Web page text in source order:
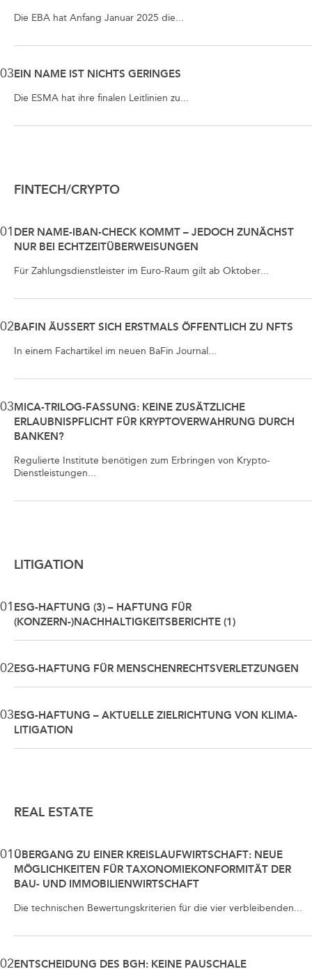
Die EBA hat Anfang Januar 2025 die...
03EIN NAME IST NICHTS GERINGES
Die ESMA hat ihre finalen Leitlinien zu...
FINTECH/CRYPTO
01 DER NAME-IBAN-CHECK KOMMT – JEDOCH ZUNÄCHST
NUR BEI ECHTZEITÜBERWEISUNGEN
Für Zahlungsdienstleister im Euro-Raum gilt ab Oktober...
02BAFIN ÄUSSERT SICH ERSTMALS ÖFFENTLICH ZU NFTS
In einem Fachartikel im neuen BaFin Journal...
03MICA-TRILOG-FASSUNG: KEINE ZUSÄTZLICHE
ERLAUBNISPFLICHT FÜR KRYPTOVERWAHRUNG DURCH
BANKEN?
Regulierte Institute benötigen zum Erbringen von Krypto-
Dienstleistungen...
LITIGATION
01 ESG-HAFTUNG (3) – HAFTUNG FÜR
(KONZERN-)NACHHALTIGKEITSBERICHTE (1)
02ESG-HAFTUNG FÜR MENSCHENRECHTSVERLETZUNGEN
03ESG-HAFTUNG – AKTUELLE ZIELRICHTUNG VON KLIMA-
LITIGATION
REAL ESTATE
01 ÜBERGANG ZU EINER KREISLAUFWIRTSCHAFT: NEUE
MÖGLICHKEITEN FÜR TAXONOMIEKONFORMITÄT DER
BAU- UND IMMOBILIENWIRTSCHAFT
Die technischen Bewertungskriterien für die vier verbleibenden...
02ENTSCHEIDUNG DES BGH: KEINE PAUSCHALE